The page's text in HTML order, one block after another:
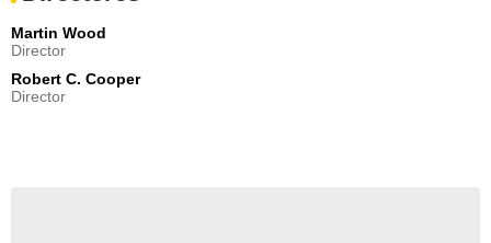
Martin Wood
Director
Robert C. Cooper
Director